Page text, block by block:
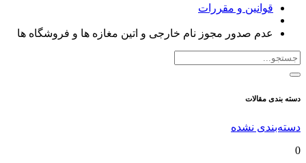
قوانین و مقررات
عدم صدور مجوز نام خارجی و اتین مغازه ها و فروشگاه ها
دسته بندی مقالات
دسته‌بندی نشده
0